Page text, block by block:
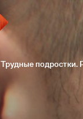
Трудные подростки.